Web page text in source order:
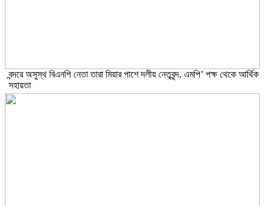
বন্দরে অসুস্থ বিএনপি নেতা তারা মিয়ার পাশে দলীয় নেতৃবৃন্দ, এমপি’ পক্ষ থেকে আর্থিক
সহায়তা